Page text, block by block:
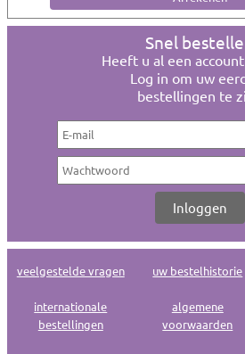
Snel
Heeft u al een
Log in om uw
bestellingen te
veelgestelde vragen uw bestelhistorie
internationale
bestellingen
algemene
voorwaarden